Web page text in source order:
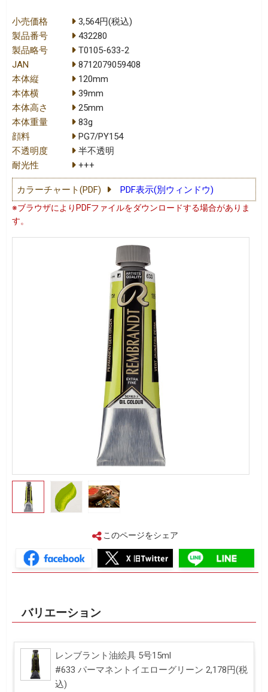
小売価格
3,564円(税込)
製品番号
432280
製品略号
T0105-633-2
JAN
8712079059408
本体縦
120mm
本体横
39mm
本体高さ
25mm
本体重量
83g
顔料
PG7/PY154
不透明度
半不透明
耐光性
+++
カラーチャート(PDF) PDF表示(別ウィンドウ)
※ブラウザによりPDFファイルをダウンロードする場合がありま
す。
このページをシェア
バリエーション
レンブラント油絵具 5号15ml
#633 パーマネントイエローグリーン 2,178円(税
込)